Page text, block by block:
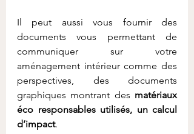
Il peut aussi vous fournir des
documents vous permettant de
communiquer sur votre
aménagement intérieur comme des
perspectives, des documents
graphiques montrant des matériaux
éco responsables utilisés, un calcul
d’impact.